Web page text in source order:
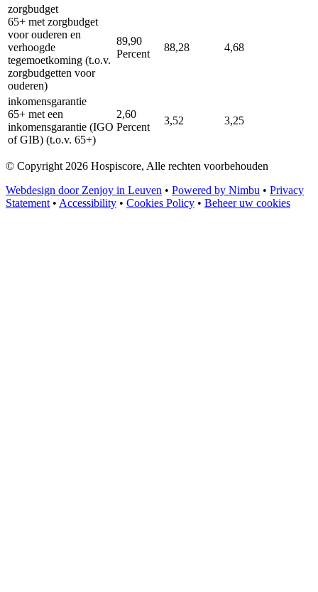
zorgbudget
65+ met zorgbudget
voor ouderen en
verhoogde
tegemoetkoming (t.o.v.
zorgbudgetten voor
ouderen)
89,90
Percent
88,28 4,68
inkomensgarantie
65+ met een
inkomensgarantie (IGO
of GIB) (t.o.v. 65+)
2,60
Percent
3,52 3,25
© Copyright 2026 Hospiscore, Alle rechten voorbehouden
Webdesign door Zenjoy in Leuven • Powered by Nimbu • Privacy
Statement • Accessibility • Cookies Policy • Beheer uw cookies